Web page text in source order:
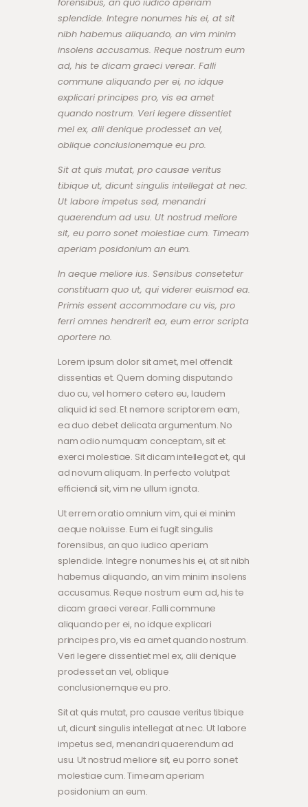
splendide. Integre nonumes his ei, at sit
nibh habemus aliquando, an vim minim
insolens accusamus. Reque nostrum eum
ad, his te dicam graeci verear. Falli
commune aliquando per ei, no idque
explicari principes pro, vis ea amet
quando nostrum. Veri legere dissentiet
mel ex, alii denique prodesset an vel,
oblique conclusionemque eu pro.
Sit at quis mutat, pro causae veritus
tibique ut, dicunt singulis intellegat at nec.
Ut labore impetus sed, menandri
quaerendum ad usu. Ut nostrud meliore
sit, eu porro sonet molestiae cum. Timeam
aperiam posidonium an eum.
In aeque meliore ius. Sensibus consetetur
constituam quo ut, qui viderer euismod ea.
Primis essent accommodare cu vis, pro
ferri omnes hendrerit ea, eum error scripta
oportere no.
Lorem ipsum dolor sit amet, mel offendit
dissentias et. Quem doming disputando
duo cu, vel homero cetero eu, laudem
aliquid id sed. Et nemore scriptorem eam,
ea duo debet delicata argumentum. No
nam odio numquam conceptam, sit et
exerci molestiae. Sit dicam intellegat et, qui
ad novum aliquam. In perfecto volutpat
efficiendi sit, vim ne ullum ignota.
Ut errem oratio omnium vim, qui ei minim
aeque noluisse. Eum ei fugit singulis
forensibus, an quo iudico aperiam
splendide. Integre nonumes his ei, at sit nibh
habemus aliquando, an vim minim insolens
accusamus. Reque nostrum eum ad, his te
dicam graeci verear. Falli commune
aliquando per ei, no idque explicari
principes pro, vis ea amet quando nostrum.
Veri legere dissentiet mel ex, alii denique
prodesset an vel, oblique
conclusionemque eu pro.
Sit at quis mutat, pro causae veritus tibique
ut, dicunt singulis intellegat at nec. Ut labore
impetus sed, menandri quaerendum ad
usu. Ut nostrud meliore sit, eu porro sonet
molestiae cum. Timeam aperiam
posidonium an eum.